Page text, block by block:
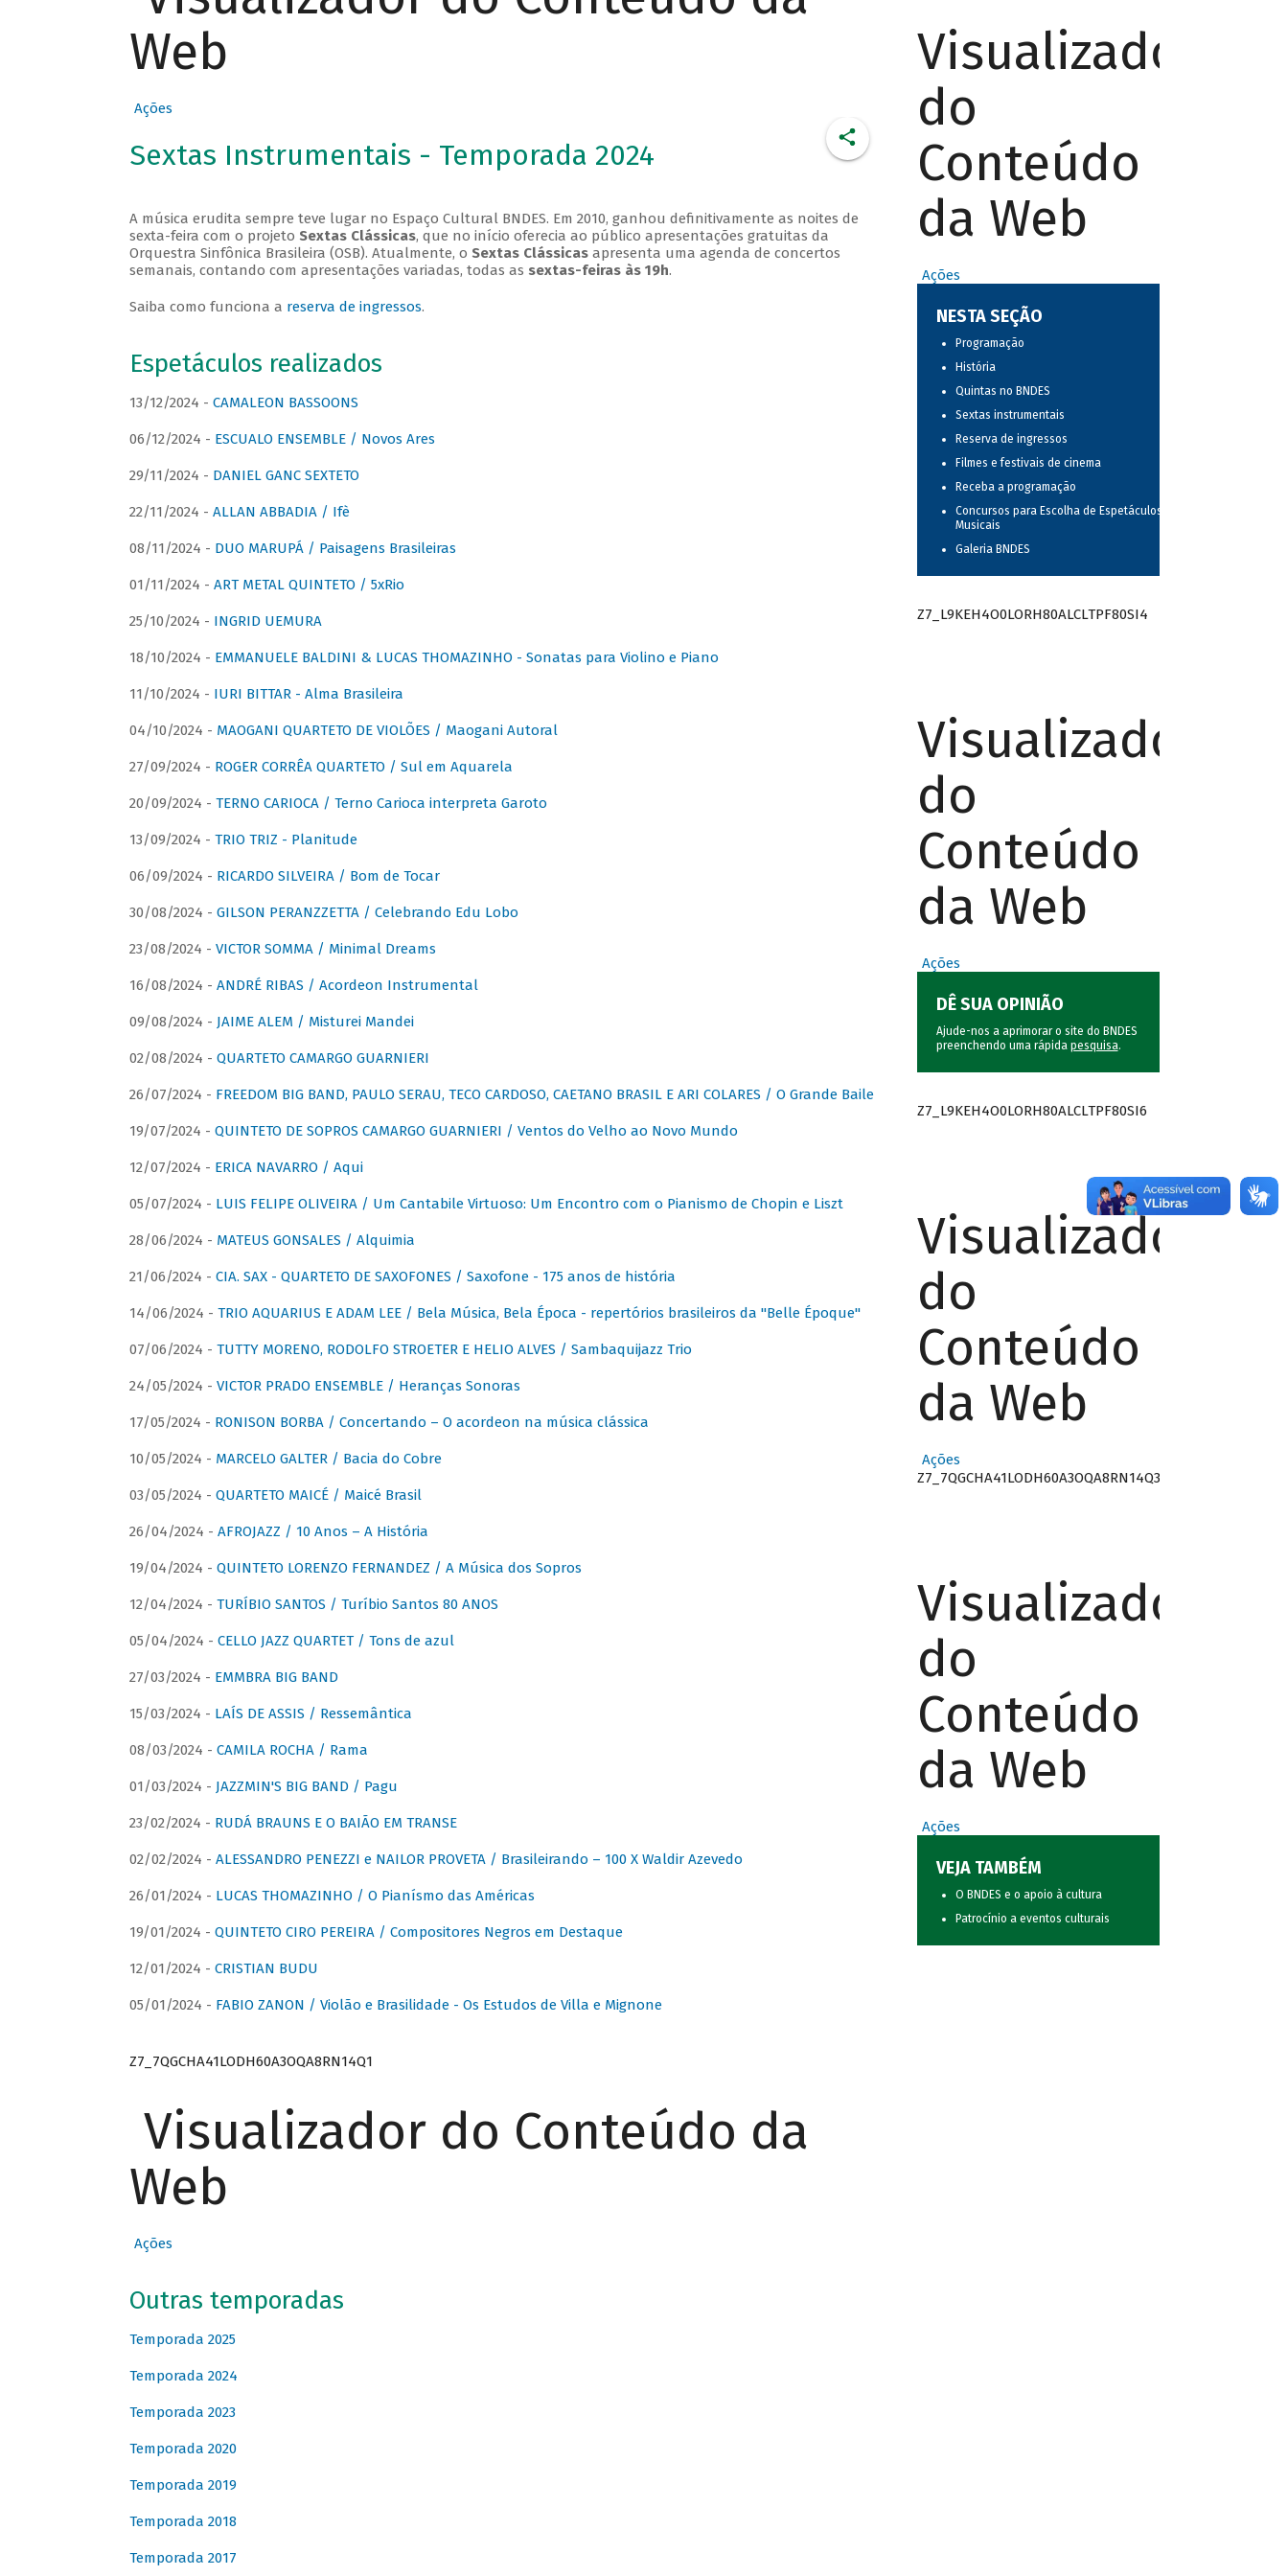
Web
Ações
Sextas Instrumentais - Temporada 2024
A música erudita sempre teve lugar no Espaço Cultural BNDES. Em 2010, ganhou definitivamente as noites de
sexta-feira com o projeto Sextas Clássicas, que no início oferecia ao público apresentações gratuitas da
Orquestra Sinfônica Brasileira (OSB). Atualmente, o Sextas Clássicasapresenta uma agenda de concertos
semanais, contando com apresentações variadas, todas as sextas-feiras às 19h.
Saiba como funciona a reserva de ingressos.
Espetáculos realizados
13/12/2024 - CAMALEON BASSOONS
06/12/2024 - ESCUALO ENSEMBLE / Novos Ares
29/11/2024 - DANIEL GANC SEXTETO
22/11/2024 - ALLAN ABBADIA / Ifè
08/11/2024 - DUO MARUPÁ / Paisagens Brasileiras
01/11/2024 - ART METAL QUINTETO / 5xRio
25/10/2024 - INGRID UEMURA
18/10/2024 - EMMANUELE BALDINI & LUCAS THOMAZINHO - Sonatas para Violino e Piano
11/10/2024 - IURI BITTAR - Alma Brasileira
04/10/2024 - MAOGANI QUARTETO DE VIOLÕES / Maogani Autoral
27/09/2024 - ROGER CORRÊA QUARTETO / Sul em Aquarela
20/09/2024 - TERNO CARIOCA / Terno Carioca interpreta Garoto
13/09/2024 - TRIO TRIZ - Planitude
06/09/2024 - RICARDO SILVEIRA / Bom de Tocar
30/08/2024 - GILSON PERANZZETTA / Celebrando Edu Lobo
23/08/2024 - VICTOR SOMMA / Minimal Dreams
16/08/2024 - ANDRÉ RIBAS / Acordeon Instrumental
09/08/2024 - JAIME ALEM / Misturei Mandei
02/08/2024 - QUARTETO CAMARGO GUARNIERI
26/07/2024 - FREEDOM BIG BAND, PAULO SERAU, TECO CARDOSO, CAETANO BRASIL E ARI COLARES / O Grande Baile
19/07/2024 - QUINTETO DE SOPROS CAMARGO GUARNIERI / Ventos do Velho ao Novo Mundo
12/07/2024 - ERICA NAVARRO / Aqui
05/07/2024 - LUIS FELIPE OLIVEIRA / Um Cantabile Virtuoso: Um Encontro com o Pianismo de Chopin e Liszt
28/06/2024 - MATEUS GONSALES / Alquimia
21/06/2024 - CIA. SAX - QUARTETO DE SAXOFONES / Saxofone - 175 anos de história
14/06/2024 - TRIO AQUARIUS E ADAM LEE / Bela Música, Bela Época - repertórios brasileiros da "Belle Époque"
07/06/2024 - TUTTY MORENO, RODOLFO STROETER E HELIO ALVES / Sambaquijazz Trio
24/05/2024 - VICTOR PRADO ENSEMBLE / Heranças Sonoras
17/05/2024 - RONISON BORBA / Concertando – O acordeon na música clássica
10/05/2024 - MARCELO GALTER / Bacia do Cobre
03/05/2024 - QUARTETO MAICÉ / Maicé Brasil
26/04/2024 - AFROJAZZ / 10 Anos – A História
19/04/2024 - QUINTETO LORENZO FERNANDEZ / A Música dos Sopros
12/04/2024 - TURÍBIO SANTOS / Turíbio Santos 80 ANOS
05/04/2024 - CELLO JAZZ QUARTET / Tons de azul
27/03/2024 - EMMBRA BIG BAND
15/03/2024 - LAÍS DE ASSIS / Ressemântica
08/03/2024 - CAMILA ROCHA / Rama
01/03/2024 - JAZZMIN'S BIG BAND / Pagu
23/02/2024 - RUDÁ BRAUNS E O BAIÃO EM TRANSE
02/02/2024 - ALESSANDRO PENEZZI e NAILOR PROVETA / Brasileirando – 100 X Waldir Azevedo
26/01/2024 - LUCAS THOMAZINHO / O Pianísmo das Américas
19/01/2024 - QUINTETO CIRO PEREIRA / Compositores Negros em Destaque
12/01/2024 - CRISTIAN BUDU
05/01/2024 - FABIO ZANON / Violão e Brasilidade - Os Estudos de Villa e Mignone
Z7_7QGCHA41LODH60A3OQA8RN14Q1
Visualizador do Conteúdo da
Web
Ações
Outras temporadas
Temporada 2025
Temporada 2024
Temporada 2023
Temporada 2020
Temporada 2019
Temporada 2018
Temporada 2017
Visualizador
do
Conteúdo
da Web
Ações
NESTA SEÇÃO
Programação
História
Quintas no BNDES
Sextas instrumentais
Reserva de ingressos
Filmes e festivais de cinema
Receba a programação
Concursos para Escolha de Espetáculos
Musicais
Galeria BNDES
Z7_L9KEH4O0LORH80ALCLTPF80SI4
Visualizador
do
Conteúdo
da Web
Ações
DÊ SUA OPINIÃO
Ajude-nos a aprimorar o site do BNDES
preenchendo uma rápida pesquisa.
Z7_L9KEH4O0LORH80ALCLTPF80SI6
Visualizador
do
Conteúdo
da Web
Ações
Z7_7QGCHA41LODH60A3OQA8RN14Q3
Visualizador
do
Conteúdo
da Web
Ações
VEJA TAMBÉM
O BNDES e o apoio à cultura
Patrocínio a eventos culturais